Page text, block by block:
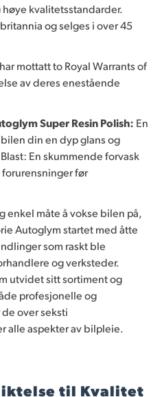
kvalitetsstandarder.
og selges i over 45
mottatt to Royal Warrants of
av deres enestående
Super Resin Polish: En
din en dyp glans og
En skummende forvask
før
enkel måte å vokse bilen på,
Autoglym startet med åtte
som raskt ble
og verksteder.
utvidet sitt sortiment og
profesjonelle og
over seksti
alle aspekter av bilpleie.
til Kvalitet